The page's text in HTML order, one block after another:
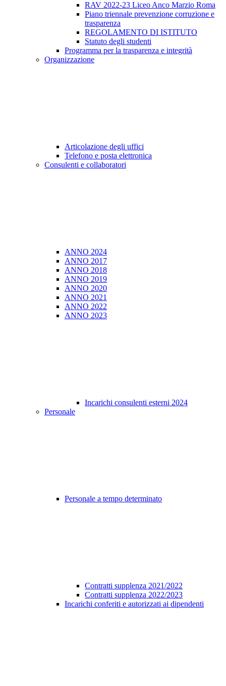
RAV 2022-23 Liceo Anco Marzio Roma
Piano triennale prevenzione corruzione e
trasparenza
REGOLAMENTO DI ISTITUTO
Statuto degli studenti
Programma per la trasparenza e integrità
Organizzazione
Articolazione degli uffici
Telefono e posta elettronica
Consulenti e collaboratori
ANNO 2024
ANNO 2017
ANNO 2018
ANNO 2019
ANNO 2020
ANNO 2021
ANNO 2022
ANNO 2023
Incarichi consulenti esterni 2024
Personale
Personale a tempo determinato
Contratti supplenza 2021/2022
Contratti supplenza 2022/2023
Incarichi conferiti e autorizzati ai dipendenti